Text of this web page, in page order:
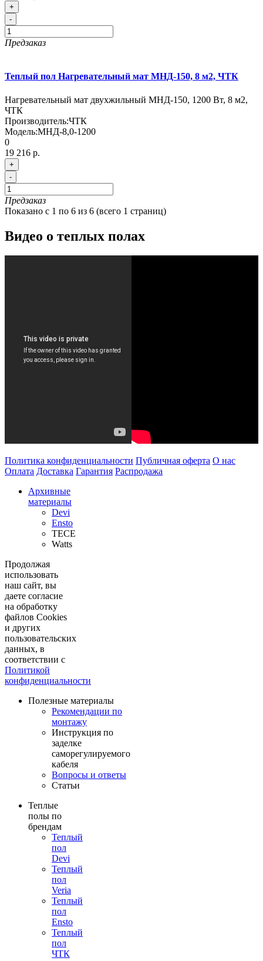
+
-
Предзаказ
Теплый пол Нагревательный мат МНД-150, 8 м2, ЧТК
Нагревательный мат двухжильный МНД-150, 1200 Вт, 8 м2,
ЧТК
Производитель:ЧТК
Модель:МНД-8,0-1200
0
19 216 р.
+
-
Предзаказ
Показано с 1 по 6 из 6 (всего 1 страниц)
Видео о теплых полах
Политика конфиденциальности Публичная оферта О нас
Оплата Доставка Гарантия Распродажа
Архивные
материалы
Devi
Ensto
TECE
Watts
Продолжая
использовать
наш сайт, вы
даете согласие
на обработку
файлов Cookies
и других
пользовательских
данных, в
соответствии с
Политикой
конфиденциальности
Полезные материалы
Рекомендации по
монтажу
Инструкция по
заделке
саморегулируемого
кабеля
Вопросы и ответы
Статьи
Теплые
полы по
брендам
Теплый
пол
Devi
Теплый
пол
Veria
Теплый
пол
Ensto
Теплый
пол
ЧТК